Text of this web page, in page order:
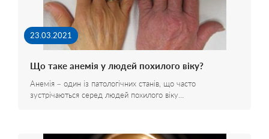
23.03.2021
Що таке анемія у людей похилого віку?
Анемія – один із патологічних станів, що часто
зустрічаються серед людей похилого віку…